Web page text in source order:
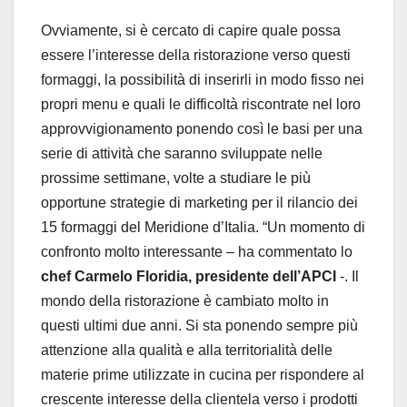
Ovviamente, si è cercato di capire quale possa
essere l’interesse della ristorazione verso questi
formaggi, la possibilità di inserirli in modo fisso nei
propri menu e quali le difficoltà riscontrate nel loro
approvvigionamento ponendo così le basi per una
serie di attività che saranno sviluppate nelle
prossime settimane, volte a studiare le più
opportune strategie di marketing per il rilancio dei
15 formaggi del Meridione d’Italia. “Un momento di
confronto molto interessante – ha commentato lo
chef Carmelo Floridia, presidente dell’APCI -. Il
mondo della ristorazione è cambiato molto in
questi ultimi due anni. Si sta ponendo sempre più
attenzione alla qualità e alla territorialità delle
materie prime utilizzate in cucina per rispondere al
crescente interesse della clientela verso i prodotti